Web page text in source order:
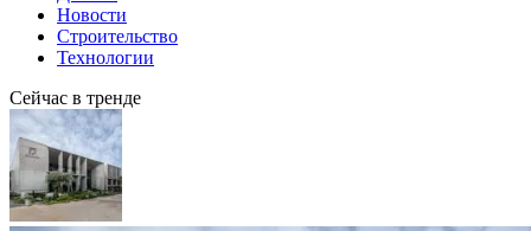
Новости
Строительство
Технологии
Сейчас в тренде